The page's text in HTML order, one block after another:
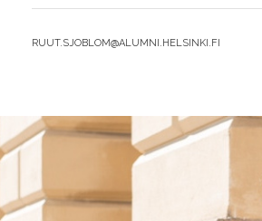
–
HYVÄ
BY
RUUT.SJOBLOM@ALUMNI.HELSINKI.FI